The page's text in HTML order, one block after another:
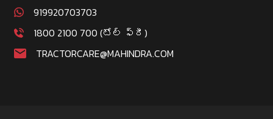
919920703703
1800 2100 700 (టోల్ ఫ్రీ)
TRACTORCARE@MAHINDRA.COM